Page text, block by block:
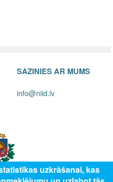
SAZINIES AR MUMS
info@niid.lv
uzkrāšanai, kas